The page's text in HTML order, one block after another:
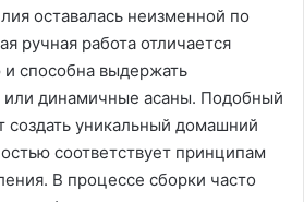
оставалась неизменной по
ручная работа отличается
способна выдержать
или динамичные асаны. Подобный
создать уникальный домашний
соответствует принципам
В процессе сборки часто